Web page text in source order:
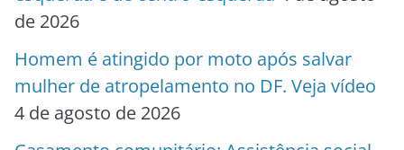
de 2026
Homem é atingido por moto após salvar
mulher de atropelamento no DF. Veja vídeo
4 de agosto de 2026